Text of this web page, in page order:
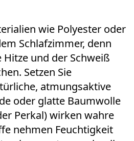
wie Polyester oder
Schlafzimmer, denn
und der Schweiß
Setzen Sie
atmungsaktive
oder glatte Baumwolle
Perkal) wirken wahre
nehmen Feuchtigkeit